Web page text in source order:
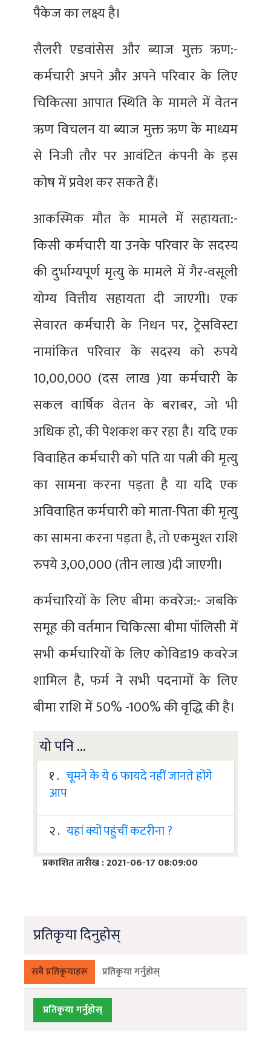
पैकेज का लक्ष्य है।
सैलरी एडवांसेस और ब्याज मुक्त ऋण:-
कर्मचारी अपने और अपने परिवार के लिए
चिकित्सा आपात स्थिति के मामले में वेतन
ऋण विचलन या ब्याज मुक्त ऋण के माध्यम
से निजी तौर पर आवंटित कंपनी के इस
कोष में प्रवेश कर सकते हैं।
आकस्मिक मौत के मामले में सहायता:-
किसी कर्मचारी या उनके परिवार के सदस्य
की दुर्भाग्यपूर्ण मृत्यु के मामले में गैर-वसूली
योग्य वित्तीय सहायता दी जाएगी। एक
सेवारत कर्मचारी के निधन पर, ट्रेसविस्टा
नामांकित परिवार के सदस्य को रुपये
10,00,000 (दस लाख )या कर्मचारी के
सकल वार्षिक वेतन के बराबर, जो भी
अधिक हो, की पेशकश कर रहा है। यदि एक
विवाहित कर्मचारी को पति या पत्नी की मृत्यु
का सामना करना पड़ता है या यदि एक
अविवाहित कर्मचारी को माता-पिता की मृत्यु
का सामना करना पड़ता है, तो एकमुश्त राशि
रुपये 3,00,000 (तीन लाख )दी जाएगी।
कर्मचारियों के लिए बीमा कवरेज:- जबकि
समूह की वर्तमान चिकित्सा बीमा पॉलिसी में
सभी कर्मचारियों के लिए कोविड19 कवरेज
शामिल है, फर्म ने सभी पदनामों के लिए
बीमा राशि में 50% -100% की वृद्धि की है।
यो पनि ...
१ . चूमने के ये 6 फायदे नहीं जानते होंगे
आप
२ . यहां क्यों पहुंचीं कटरीना ?
प्रकाशित तारीख : 2021-06-17 08:09:00
प्रतिकृया दिनुहोस्
सबै प्रतिकृयाहरू प्रतिकृया गर्नुहोस्
प्रतिकृया गर्नुहोस्